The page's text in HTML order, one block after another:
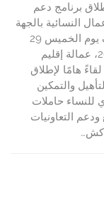
برنامج دعم
النسائية بالجهة
تستضيف يوم الخميس 29
ماي 2025، عمالة إقليم
لقاءً هامًا لإطلاق
والتمكين
للنساء حاملات
ودعم التعاونيات